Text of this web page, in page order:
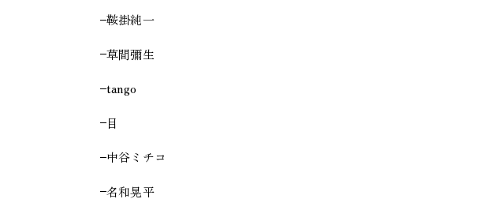
鞍掛純一
草間彌生
tango
目
中谷ミチコ
名和晃平